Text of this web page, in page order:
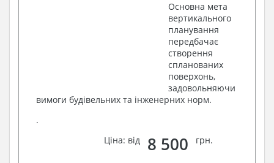
Основна мета
вертикального
планування
передбачає
створення
спланованих
поверхонь,
задовольняючи
вимоги будівельних та інженерних норм.
.
Ціна: від
8 500 грн.